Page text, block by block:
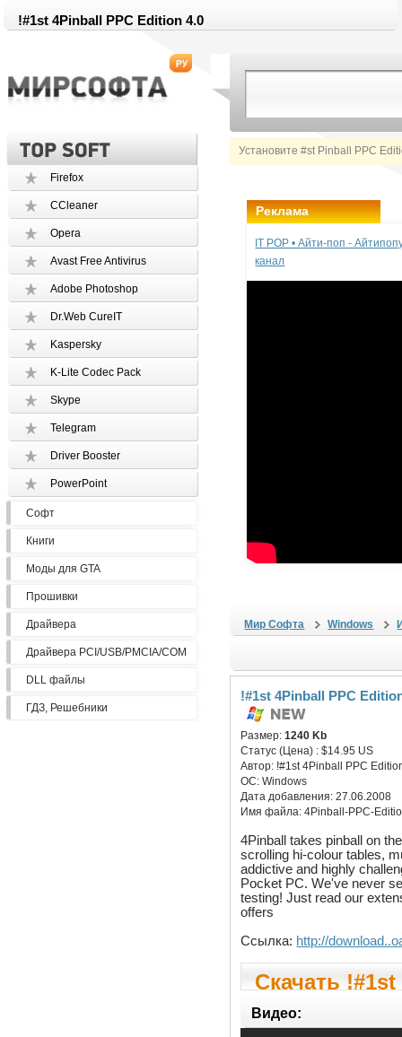
!#1st 4Pinball PPC Edition 4.0
Установите #st Pinball PPC
Firefox
CCleaner
Opera
Avast Free Antivirus
Adobe Photoshop
Dr.Web CureIT
Kaspersky
K-Lite Codec Pack
Skype
Telegram
Driver Booster
PowerPoint
Софт
Книги
Моды для GTA
Прошивки
Драйвера
Драйвера PCI/USB/PMCIA/COM
DLL файлы
ГДЗ, Решебники
Реклама
IT POP • Айти-поп -
канал
Мир Софта Windows
!#1st 4Pinball PPC
Размер:1240 Kb
Статус (Цена) :$14.95 US
Автор: !#1st 4Pinball PPC
ОС:Windows
Дата добавления:27.06.2008
Имя файла:4Pinball-PPC-
4Pinball takes pinball on
scrolling hi-colour tables,
addictive and highly
Pocket PC. We've never
testing! Just read our
offers
Ссылка: http://
Скачать
Видео: